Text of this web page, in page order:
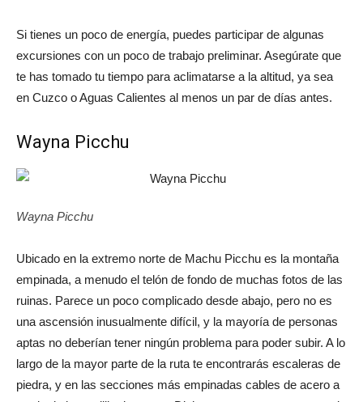
Si tienes un poco de energía, puedes participar de algunas
excursiones con un poco de trabajo preliminar. Asegúrate que
te has tomado tu tiempo para aclimatarse a la altitud, ya sea
en Cuzco o Aguas Calientes al menos un par de días antes.
Wayna Picchu
Wayna Picchu
Ubicado en la extremo norte de Machu Picchu es la montaña
empinada, a menudo el telón de fondo de muchas fotos de las
ruinas. Parece un poco complicado desde abajo, pero no es
una ascensión inusualmente difícil, y la mayoría de personas
aptas no deberían tener ningún problema para poder subir. A lo
largo de la mayor parte de la ruta te encontrarás escaleras de
piedra, y en las secciones más empinadas cables de acero a